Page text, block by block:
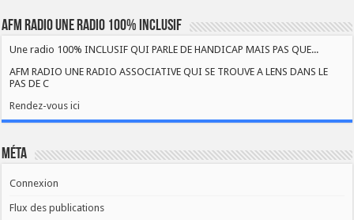
AFM RADIO UNE RADIO 100% INCLUSIF
Une radio 100% INCLUSIF QUI PARLE DE HANDICAP MAIS PAS QUE...
AFM RADIO UNE RADIO ASSOCIATIVE QUI SE TROUVE A LENS DANS LE
PAS DE C
Rendez-vous ici
Méta
Connexion
Flux des publications